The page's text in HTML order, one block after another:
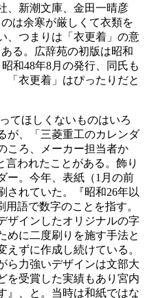
、新潮文庫、金田一晴彦
は余寒が厳しくて衣類を
、つまりは「衣更着」の意
る。広辞苑の初版は昭和
和48年8月の発行、同氏も
「衣更着」はぴったりだと
てほしくないものはいろ
が、「三菱重工のカレンダ
ころ、メーカー担当者か
言われたことがある。飾り
ー。今年、表紙（1月の前
されていた。『昭和26年以
語で数字のことを指す。
ザインしたオリジナルの字
めに二度刷りを施す手法と
ずに作成し続けている。
ら力強いデザインは文部大
を受賞した実績もあり宮内
』、と。当時は和紙ではな